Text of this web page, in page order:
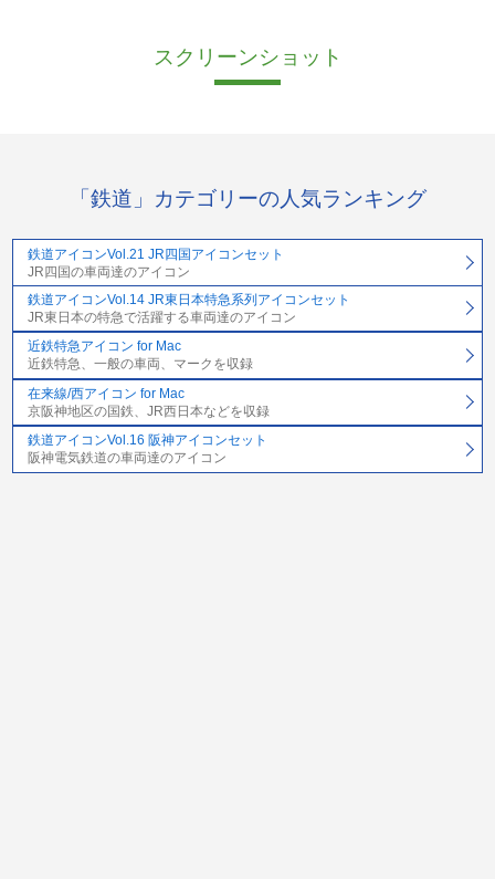
スクリーンショット
「鉄道」カテゴリーの人気ランキング
鉄道アイコンVol.21 JR四国アイコンセット
JR四国の車両達のアイコン
鉄道アイコンVol.14 JR東日本特急系列アイコンセット
JR東日本の特急で活躍する車両達のアイコン
近鉄特急アイコン for Mac
近鉄特急、一般の車両、マークを収録
在来線/西アイコン for Mac
京阪神地区の国鉄、JR西日本などを収録
鉄道アイコンVol.16 阪神アイコンセット
阪神電気鉄道の車両達のアイコン